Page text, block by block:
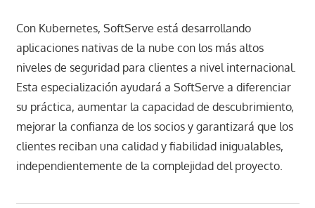
Con Kubernetes, SoftServe está desarrollando
aplicaciones nativas de la nube con los más altos
niveles de seguridad para clientes a nivel internacional.
Esta especialización ayudará a SoftServe a diferenciar
su práctica, aumentar la capacidad de descubrimiento,
mejorar la confianza de los socios y garantizará que los
clientes reciban una calidad y fiabilidad inigualables,
independientemente de la complejidad del proyecto.